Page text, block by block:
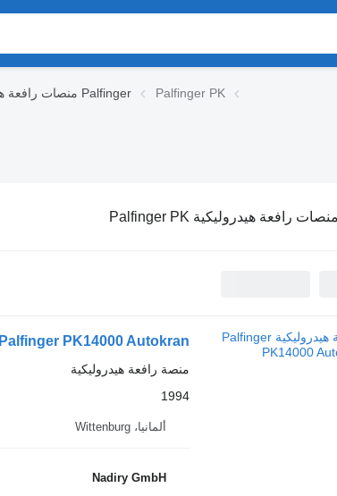
منصات رافعة هيدروليكية Palfinger Palfinger PK
منصات رافعة هيدروليكية Palfinger PK
Palfinger PK14000 Autokran
منصة رافعة هيدروليكية
1994
ألمانيا، Wittenburg
Nadiry GmbH